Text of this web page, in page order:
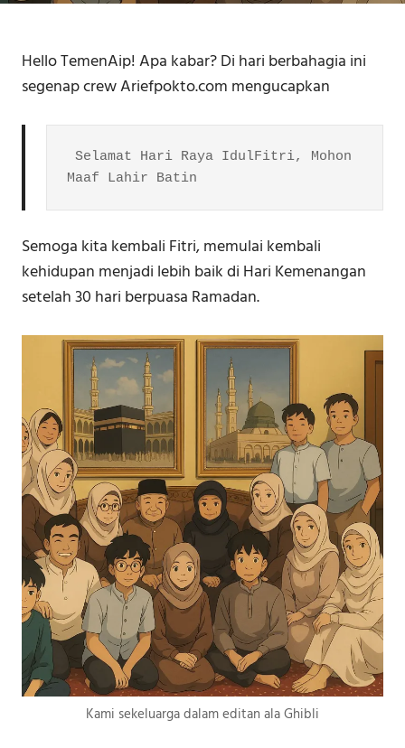
Hello TemenAip! Apa kabar? Di hari berbahagia ini
segenap crew Ariefpokto.com mengucapkan
Maaf Lahir Batin
Semoga kita kembali Fitri, memulai kembali
kehidupan menjadi lebih baik di Hari Kemenangan
setelah 30 hari berpuasa Ramadan.
Kami sekeluarga dalam editan ala Ghibli